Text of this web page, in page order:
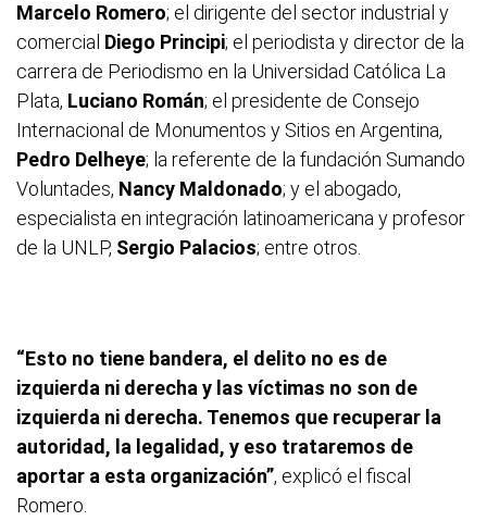
Marcelo Romero; el dirigente del sector industrial y
comercial Diego Principi; el periodista y director de la
carrera de Periodismo en la Universidad Católica La
Plata, Luciano Román; el presidente de Consejo
Internacional de Monumentos y Sitios en Argentina,
Pedro Delheye; la referente de la fundación Sumando
Voluntades, Nancy Maldonado; y el abogado,
especialista en integración latinoamericana y profesor
de la UNLP, Sergio Palacios; entre otros.
“Esto no tiene bandera, el delito no es de
izquierda ni derecha y las víctimas no son de
izquierda ni derecha. Tenemos que recuperar la
autoridad, la legalidad, y eso trataremos de
aportar a esta organización”, explicó el fiscal
Romero.